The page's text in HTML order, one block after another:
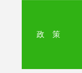
政 策